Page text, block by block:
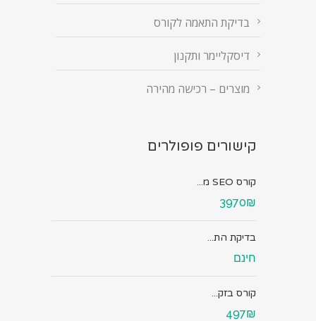
בדיקת התאמה לקורס
דיסקליימר ותקנון
מוצרים – רכישה מהירה
קישורים פופולרים
קורס SEO מ...
3970₪
בדיקת הת...
חינם
קורס בזק...
497₪